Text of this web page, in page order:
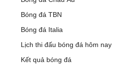
Bóng đá TBN
Bóng đá Italia
Lịch thi đấu bóng đá hôm nay
Kết quả bóng đá